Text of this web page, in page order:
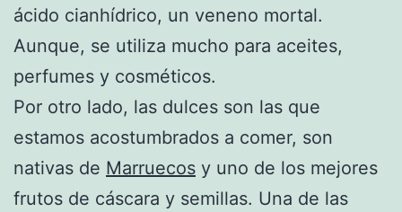
ácido cianhídrico, un veneno mortal.
Aunque, se utiliza mucho para aceites,
perfumes y cosméticos.
Por otro lado, las dulces son las que
estamos acostumbrados a comer, son
nativas de Marruecos y uno de los mejores
frutos de cáscara y semillas. Una de las